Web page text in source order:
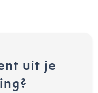
uit je